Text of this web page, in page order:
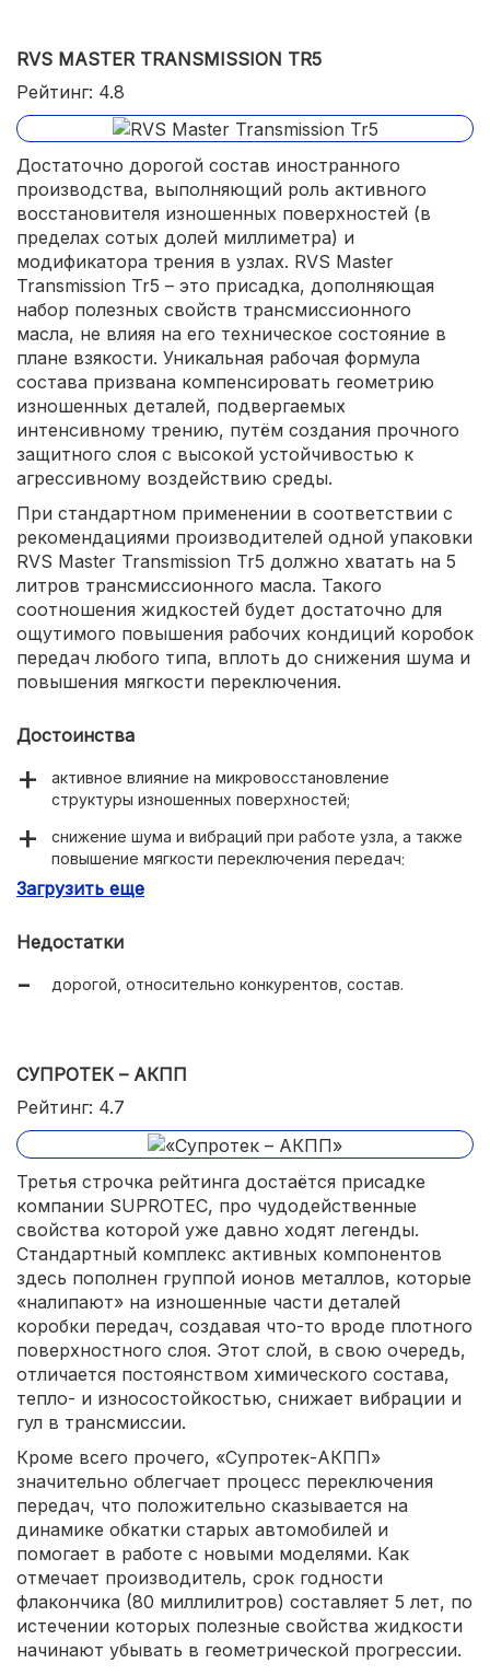
RVS MASTER TRANSMISSION TR5
Рейтинг: 4.8
Достаточно дорогой состав иностранного
производства, выполняющий роль активного
восстановителя изношенных поверхностей (в
пределах сотых долей миллиметра) и
модификатора трения в узлах. RVS Master
Transmission Tr5 – это присадка, дополняющая
набор полезных свойств трансмиссионного
масла, не влияя на его техническое состояние в
плане взякости. Уникальная рабочая формула
состава призвана компенсировать геометрию
изношенных деталей, подвергаемых
интенсивному трению, путём создания прочного
защитного слоя с высокой устойчивостью к
агрессивному воздействию среды.
При стандартном применении в соответствии с
рекомендациями производителей одной упаковки
RVS Master Transmission Tr5 должно хватать на 5
литров трансмиссионного масла. Такого
соотношения жидкостей будет достаточно для
ощутимого повышения рабочих кондиций коробок
передач любого типа, вплоть до снижения шума и
повышения мягкости переключения.
Достоинства
активное влияние на микровосстановление
структуры изношенных поверхностей;
снижение шума и вибраций при работе узла, а также
повышение мягкости переключения передач;
простота заливки – не нужно вымерять количество
Загрузить еще
Недостатки
дорогой, относительно конкурентов, состав.
СУПРОТЕК – АКПП
Рейтинг: 4.7
Третья строчка рейтинга достаётся присадке
компании SUPROTEC, про чудодейственные
свойства которой уже давно ходят легенды.
Стандартный комплекс активных компонентов
здесь пополнен группой ионов металлов, которые
«налипают» на изношенные части деталей
коробки передач, создавая что-то вроде плотного
поверхностного слоя. Этот слой, в свою очередь,
отличается постоянством химического состава,
тепло- и износостойкостью, снижает вибрации и
гул в трансмиссии.
Кроме всего прочего, «Супротек-АКПП»
значительно облегчает процесс переключения
передач, что положительно сказывается на
динамике обкатки старых автомобилей и
помогает в работе с новыми моделями. Как
отмечает производитель, срок годности
флакончика (80 миллилитров) составляет 5 лет, по
истечении которых полезные свойства жидкости
начинают убывать в геометрической прогрессии.